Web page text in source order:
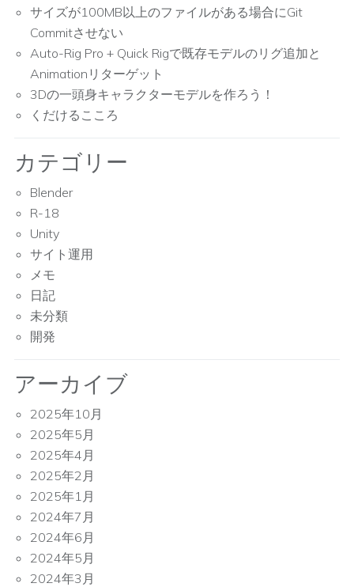
サイズが100MB以上のファイルがある場合にGit
Commitさせない
Auto-Rig Pro + Quick Rigで既存モデルのリグ追加と
Animationリターゲット
3Dの一頭身キャラクターモデルを作ろう！
くだけるこころ
カテゴリー
Blender
R-18
Unity
サイト運用
メモ
日記
未分類
開発
アーカイブ
2025年10月
2025年5月
2025年4月
2025年2月
2025年1月
2024年7月
2024年6月
2024年5月
2024年3月